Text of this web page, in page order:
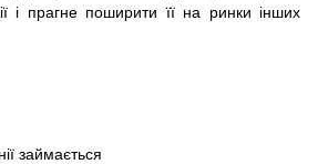
і прагне поширити її на ринки інших
займається